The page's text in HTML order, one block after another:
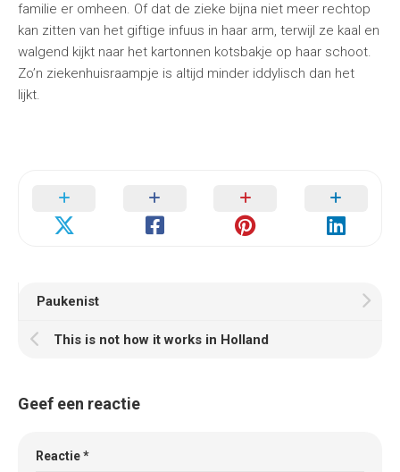
familie er omheen. Of dat de zieke bijna niet meer rechtop
kan zitten van het giftige infuus in haar arm, terwijl ze kaal en
walgend kijkt naar het kartonnen kotsbakje op haar schoot.
Zo’n ziekenhuisraampje is altijd minder iddylisch dan het
lijkt.
Paukenist
This is not how it works in Holland
Geef een reactie
Reactie*